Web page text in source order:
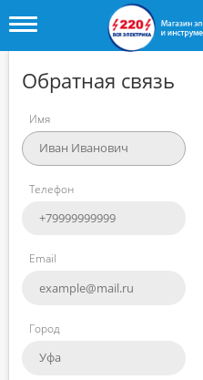
Toggle
Обратная связь
Имя
Телефон
Email
Город